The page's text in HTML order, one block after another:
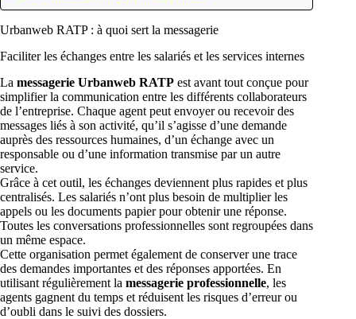
Urbanweb RATP : à quoi sert la messagerie
Faciliter les échanges entre les salariés et les services internes
La messagerie Urbanweb RATP est avant tout conçue pour
simplifier la communication entre les différents collaborateurs
de l’entreprise. Chaque agent peut envoyer ou recevoir des
messages liés à son activité, qu’il s’agisse d’une demande
auprès des ressources humaines, d’un échange avec un
responsable ou d’une information transmise par un autre
service.
Grâce à cet outil, les échanges deviennent plus rapides et plus
centralisés. Les salariés n’ont plus besoin de multiplier les
appels ou les documents papier pour obtenir une réponse.
Toutes les conversations professionnelles sont regroupées dans
un même espace.
Cette organisation permet également de conserver une trace
des demandes importantes et des réponses apportées. En
utilisant régulièrement la messagerie professionnelle, les
agents gagnent du temps et réduisent les risques d’erreur ou
d’oubli dans le suivi des dossiers.